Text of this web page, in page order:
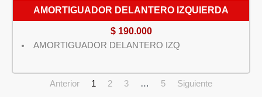
AMORTIGUADOR DELANTERO IZQUIERDA
$190.000
AMORTIGUADOR DELANTERO IZQ
Anterior 1 2 3 … 5 Siguiente